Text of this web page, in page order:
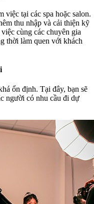
việc tại các spa hoặc salon.
thu nhập và cải thiện kỹ
cùng các chuyên gia
thời làm quen với khách
ổn định. Tại đây, bạn sẽ
người có nhu cầu đi dự